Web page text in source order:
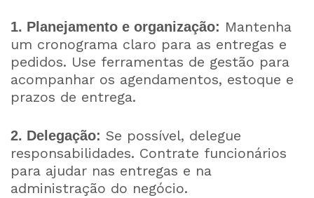
1. Planejamento e organização: Mantenha
um cronograma claro para as entregas e
pedidos. Use ferramentas de gestão para
acompanhar os agendamentos, estoque e
prazos de entrega.
2. Delegação: Se possível, delegue
responsabilidades. Contrate funcionários
para ajudar nas entregas e na
administração do negócio.